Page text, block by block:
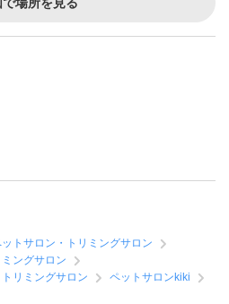
トサロン・トリミングサロン
ングサロン
リミングサロン
ペットサロンkiki